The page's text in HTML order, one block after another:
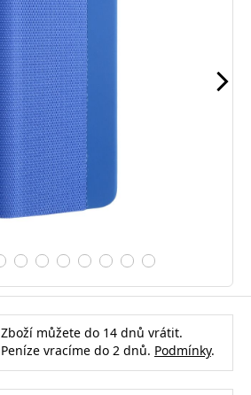
Zboží můžete do 14 dnů vrátit.
Peníze vracíme do 2 dnů. Podmínky.